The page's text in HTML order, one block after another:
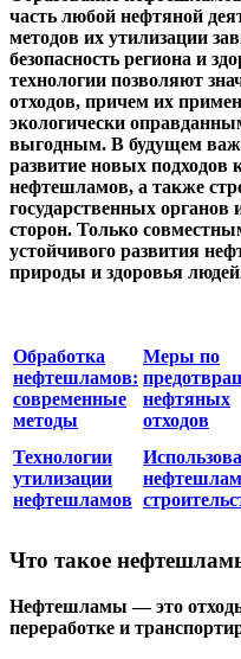
часть любой нефтяной
методов их утилизации
безопасность региона и
технологии позволяют
отходов, причем их
экологически
выгодным. В будущем
развитие новых подходов
нефтешламов, а также
государственных органов
сторон. Только
устойчивого развития
природы и здоровья
Обработка
нефтешламов:
современные
методы
Меры по
нефтяных
отходов
Технологии
утилизации
нефтешламов
Что такое
Нефтешламы — это
переработке и